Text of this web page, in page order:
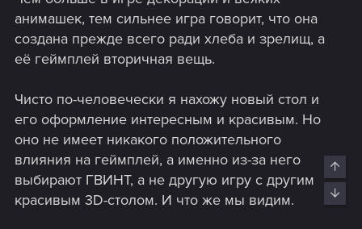
анимашек, тем сильнее игра говорит, что она
создана прежде всего ради хлеба и зрелищ, а
её геймплей вторичная вещь.
Чисто по-человечески я нахожу новый стол и
его оформление интересным и красивым. Но
оно не имеет никакого положительного
влияния на геймплей, а именно из-за него
выбирают ГВИНТ, а не другую игру с другим
красивым 3D-столом. И что же мы видим.
Top